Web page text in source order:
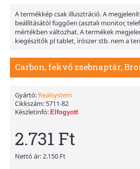
A termékkép csak illusztráció. A
beállításától függően (asztali monitor,
mértékben változhat. A termékek
kiegészítők pl tablet, írószer stb. nem a
Carbon, fekvő zsebnaptár,
Gyártó: Realsystem
Cikkszám: 5711-82
Készletinfó: Elfogyott
2.731 Ft
Nettó ár: 2.150 Ft